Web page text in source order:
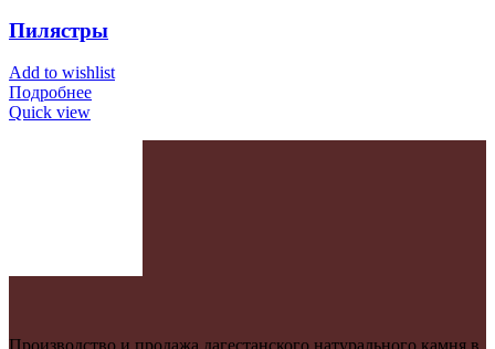
Пилястры
Add to wishlist
Подробнее
Quick view